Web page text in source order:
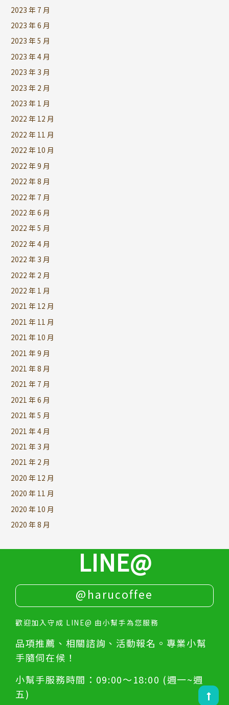
2023 年 7 月
2023 年 6 月
2023 年 5 月
2023 年 4 月
2023 年 3 月
2023 年 2 月
2023 年 1 月
2022 年 12 月
2022 年 11 月
2022 年 10 月
2022 年 9 月
2022 年 8 月
2022 年 7 月
2022 年 6 月
2022 年 5 月
2022 年 4 月
2022 年 3 月
2022 年 2 月
2022 年 1 月
2021 年 12 月
2021 年 11 月
2021 年 10 月
2021 年 9 月
2021 年 8 月
2021 年 7 月
2021 年 6 月
2021 年 5 月
2021 年 4 月
2021 年 3 月
2021 年 2 月
2020 年 12 月
2020 年 11 月
2020 年 10 月
2020 年 8 月
LINE@
@harucoffee
歡迎加入守成 LINE@ 由小幫手為您服務
品項推薦、相關諮詢、活動報名。專業小幫
手隨伺在候！
小幫手服務時間：09:00～18:00 (週一~週
五)